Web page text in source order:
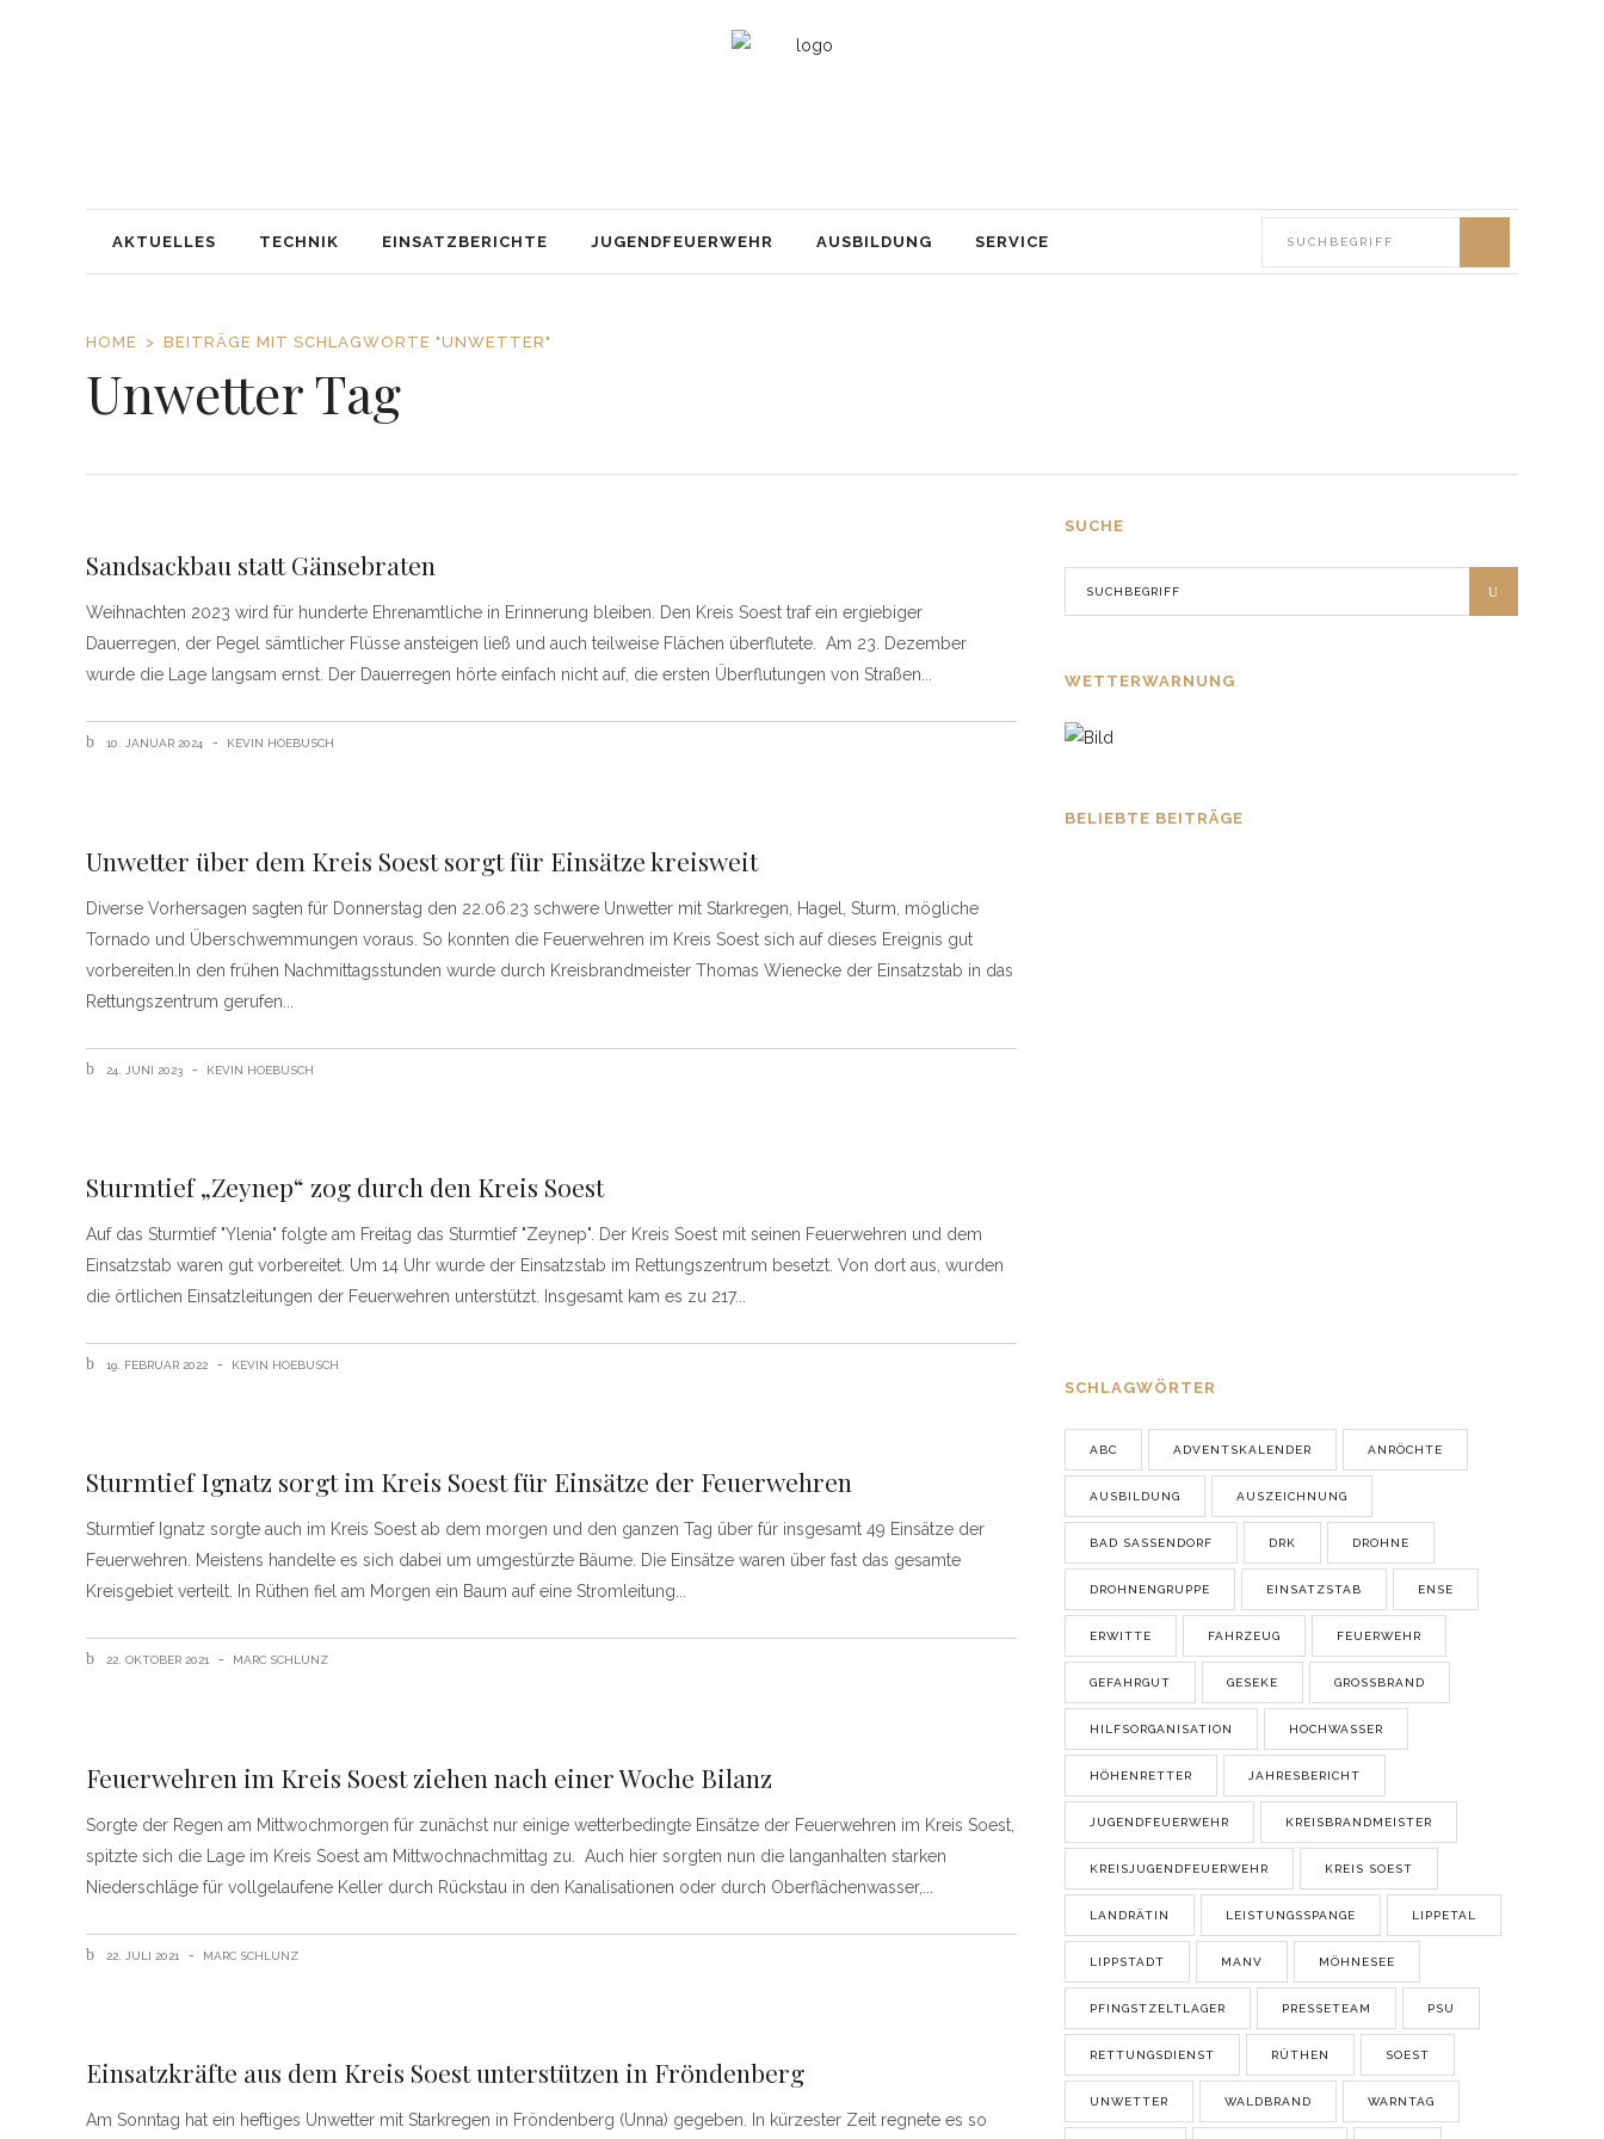
AKTUELLES TECHNIK EINSATZBERICHTE JUGENDFEUERWEHR AUSBILDUNG SERVICE
HOME BEITRÄGE MIT SCHLAGWORTE "UNWETTER"
Unwetter Tag
Sandsackbau statt Gänsebraten
Weihnachten 2023 wird für hunderte Ehrenamtliche in Erinnerung bleiben. Den Kreis Soest traf ein ergiebiger
Dauerregen, der Pegel sämtlicher Flüsse ansteigen ließ und auch teilweise Flächen überflutete. Am 23. Dezember
wurde die Lage langsam ernst. Der Dauerregen hörte einfach nicht auf, die ersten Überflutungen von Straßen
10. JANUAR 2024 KEVIN HOEBUSCH
Unwetter über dem Kreis Soest sorgt für Einsätze kreisweit
Diverse Vorhersagen sagten für Donnerstag den 22.06.23 schwere Unwetter mit Starkregen, Hagel, Sturm, mögliche
Tornado und Überschwemmungen voraus. So konnten die Feuerwehren im Kreis Soest sich auf dieses Ereignis gut
vorbereiten.In den frühen Nachmittagsstunden wurde durch Kreisbrandmeister Thomas Wienecke der Einsatzstab in das
Rettungszentrum gerufen
24. JUNI 2023 KEVIN HOEBUSCH
Sturmtief „Zeynep“ zog durch den Kreis Soest
Auf das Sturmtief "Ylenia" folgte am Freitag das Sturmtief "Zeynep". Der Kreis Soest mit seinen Feuerwehren und dem
Einsatzstab waren gut vorbereitet. Um 14 Uhr wurde der Einsatzstab im Rettungszentrum besetzt. Von dort aus, wurden
die örtlichen Einsatzleitungen der Feuerwehren unterstützt. Insgesamt kam es zu 217
19. FEBRUAR 2022 KEVIN HOEBUSCH
Sturmtief Ignatz sorgt im Kreis Soest für Einsätze der Feuerwehren
Sturmtief Ignatz sorgte auch im Kreis Soest ab dem morgen und den ganzen Tag über für insgesamt 49 Einsätze der
Feuerwehren. Meistens handelte es sich dabei um umgestürzte Bäume. Die Einsätze waren über fast das gesamte
Kreisgebiet verteilt. In Rüthen fiel am Morgen ein Baum auf eine Stromleitung
22. OKTOBER 2021 MARC SCHLUNZ
Feuerwehren im Kreis Soest ziehen nach einer Woche Bilanz
Sorgte der Regen am Mittwochmorgen für zunächst nur einige wetterbedingte Einsätze der Feuerwehren im Kreis Soest,
spitzte sich die Lage im Kreis Soest am Mittwochnachmittag zu. Auch hier sorgten nun die langanhalten starken
Niederschläge für vollgelaufene Keller durch Rückstau in den Kanalisationen oder durch Oberflächenwasser,
22. JULI 2021 MARC SCHLUNZ
Einsatzkräfte aus dem Kreis Soest unterstützen in Fröndenberg
Am Sonntag hat ein heftiges Unwetter mit Starkregen in Fröndenberg (Unna) gegeben. In kürzester Zeit regnete es so
SUCHE
WETTERWARNUNG
BELIEBTE BEITRÄGE
SCHLAGWÖRTER
ABC ADVENTSKALENDER ANRÖCHTE
AUSBILDUNG AUSZEICHNUNG
BAD SASSENDORF DRK DROHNE
DROHNENGRUPPE EINSATZSTAB ENSE
ERWITTE FAHRZEUG FEUERWEHR
GEFAHRGUT GESEKE GROSSBRAND
HILFSORGANISATION HOCHWASSER
HÖHENRETTER JAHRESBERICHT
JUGENDFEUERWEHR KREISBRANDMEISTER
KREISJUGENDFEUERWEHR KREIS SOEST
LANDRÄTIN LEISTUNGSSPANGE LIPPETAL
LIPPSTADT MANV MÖHNESEE
PFINGSTZELTLAGER PRESSETEAM PSU
RETTUNGSDIENST RÜTHEN SOEST
UNWETTER WALDBRAND WARNTAG